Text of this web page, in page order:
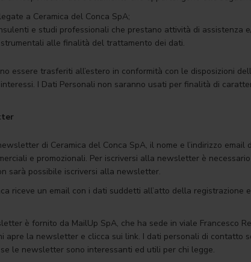
a Ceramica del Conca SpA;
e studi professionali che prestano attività di assistenza
alle finalità del trattamento dei dati.
essere trasferiti all’estero in conformità con le disposizioni
I Dati Personali non saranno usati per finalità di
di Ceramica del Conca SpA, il nome e l’indirizzo
e promozionali. Per iscriversi alla newsletter è
sarà possibile iscriversi alla newsletter.
riceve un email con i dati suddetti all’atto della
è fornito da MailUp SpA, che ha sede in viale Francesco
apre la newsletter e clicca sui link. I dati personali di contatto
le newsletter sono interessanti ed utili per chi legge.